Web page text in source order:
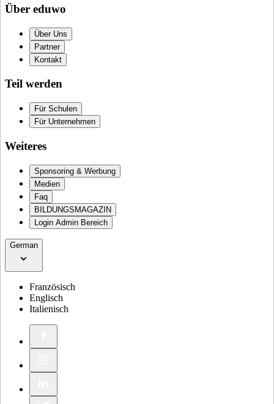
Über eduwo
Über Uns
Partner
Kontakt
Teil werden
Für Schulen
Für Unternehmen
Weiteres
Sponsoring & Werbung
Medien
Faq
BILDUNGSMAGAZIN
Login Admin Bereich
German
Französisch
Englisch
Italienisch